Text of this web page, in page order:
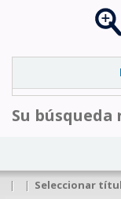
Su
| | Seleccionar